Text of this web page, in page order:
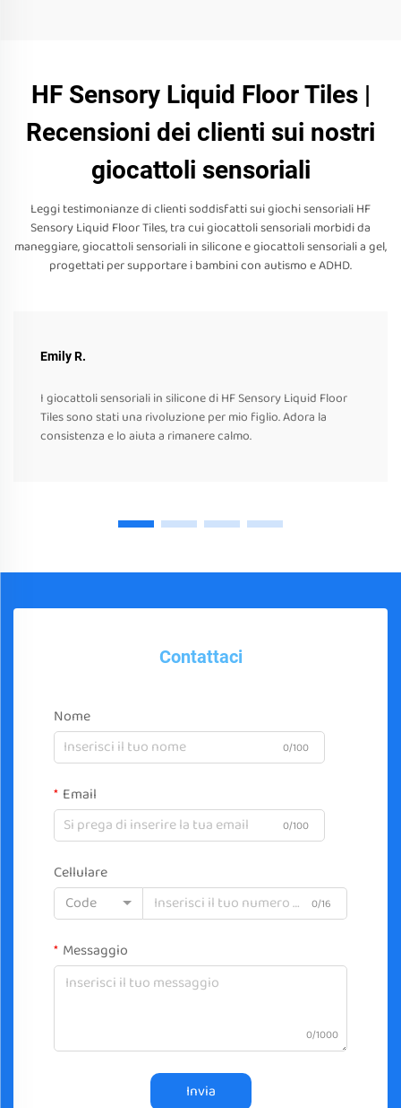
HF Sensory Liquid Floor Tiles |
Recensioni dei clienti sui nostri
giocattoli sensoriali
Leggi testimonianze di clienti soddisfatti sui giochi sensoriali HF
Sensory Liquid Floor Tiles, tra cui giocattoli sensoriali morbidi da
maneggiare, giocattoli sensoriali in silicone e giocattoli sensoriali a gel,
progettati per supportare i bambini con autismo e ADHD.
Emily R.
I giocattoli sensoriali in silicone di HF Sensory Liquid Floor
Tiles sono stati una rivoluzione per mio figlio. Adora la
consistenza e lo aiuta a rimanere calmo.
Contattaci
Nome
0/100
Email
0/100
Cellulare
Code
0/16
Messaggio
0/1000
Invia